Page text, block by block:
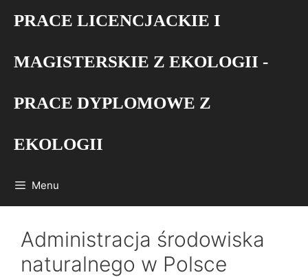
PRACE LICENCJACKIE I
MAGISTERSKIE Z EKOLOGII -
PRACE DYPLOMOWE Z
EKOLOGII
Menu
Administracja środowiska
naturalnego w Polsce